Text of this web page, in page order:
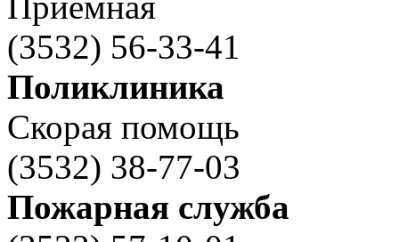
(3532) 56-33-41
Поликлиника
Скорая помощь
(3532) 38-77-03
Пожарная служба